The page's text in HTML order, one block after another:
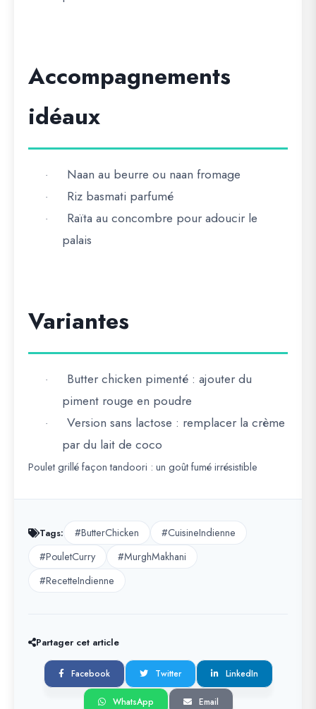
Accompagnements
idéaux
· Naan au beurre ou naan fromage
· Riz basmati parfumé
·
Raïta au concombre pour adoucir le
palais
Variantes
· Butter chicken pimenté : ajouter du
piment rouge en poudre
· Version sans lactose : remplacer la crème
par du lait de coco
Poulet grillé façon tandoori : un goût fumé irrésistible
Tags: #ButterChicken
#CuisineIndienne
#PouletCurry
#MurghMakhani
#RecetteIndienne
Partager cet article
Facebook Twitter LinkedIn
WhatsApp Email